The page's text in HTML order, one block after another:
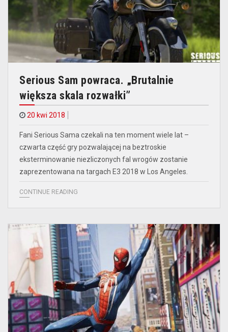
Serious Sam powraca. „Brutalnie
większa skala rozwałki”
20 kwi 2018
Fani Serious Sama czekali na ten moment wiele lat –
czwarta część gry pozwalającej na beztroskie
eksterminowanie niezliczonych fal wrogów zostanie
zaprezentowana na targach E3 2018 w Los Angeles.
CONTINUE READING